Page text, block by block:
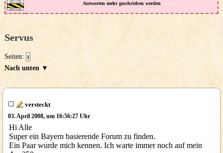
Antworten mehr geschrieben werden
Servus
Seiten: 1
Nach unten ▼
versteckt
03. April 2008, um 16:56:27 Uhr
Hi Alle
Super ein Bayern basierende Forum zu finden.
Ein Paar wurde mich kennen. Ich warte immer noch auf mein